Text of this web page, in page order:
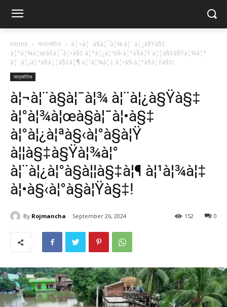
Home আন্তর্জাতিক
à¦¬à¦¨à§à¦¯à¦¾ à¦¨à¦¿à§Ÿà§‡
à¦°à¦¾à¦œà§à¦¯à¦•à§‡ à¦°à¦¿à¦ªà§‹à¦°à§à¦Ÿ à¦¦à§‡à§Ÿà¦¾à¦°
à¦¨à¦¿à¦°à§à¦¦à§‡à¦¶ à¦¹à¦¾à¦‡ à¦•à§‹à¦°à§à¦Ÿà§‡!
আন্তর্জাতিক
à¦¬à¦¨à§à¦¯à¦¾ à¦¨à¦¿à§Ÿà§‡
à¦°à¦¾à¦œà§à¦¯à¦•à§‡
à¦°à¦¿à¦ªà§‹à¦°à§à¦Ÿ
à¦¦à§‡à§Ÿà¦¾à¦°
à¦¨à¦¿à¦°à§à¦¦à§‡à¦¶ à¦¹à¦¾à¦‡
à¦•à§‹à¦°à§à¦Ÿà§‡!
By Rojmancha September 26, 2024 0
152